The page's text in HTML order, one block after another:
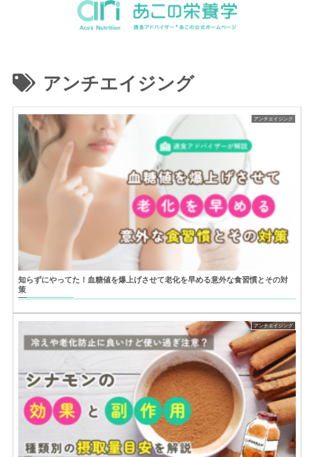
アンチエイジング
アンチエイジング
知らずにやってた！血糖値を爆上げさせて老化を早める意外な食習慣とその対
策
アンチエイジング